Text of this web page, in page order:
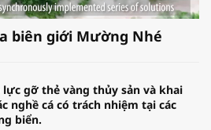
biên giới Mường Nhé
lực gỡ thẻ vàng thủy sản và khai
nghề cá có trách nhiệm tại các
biển.